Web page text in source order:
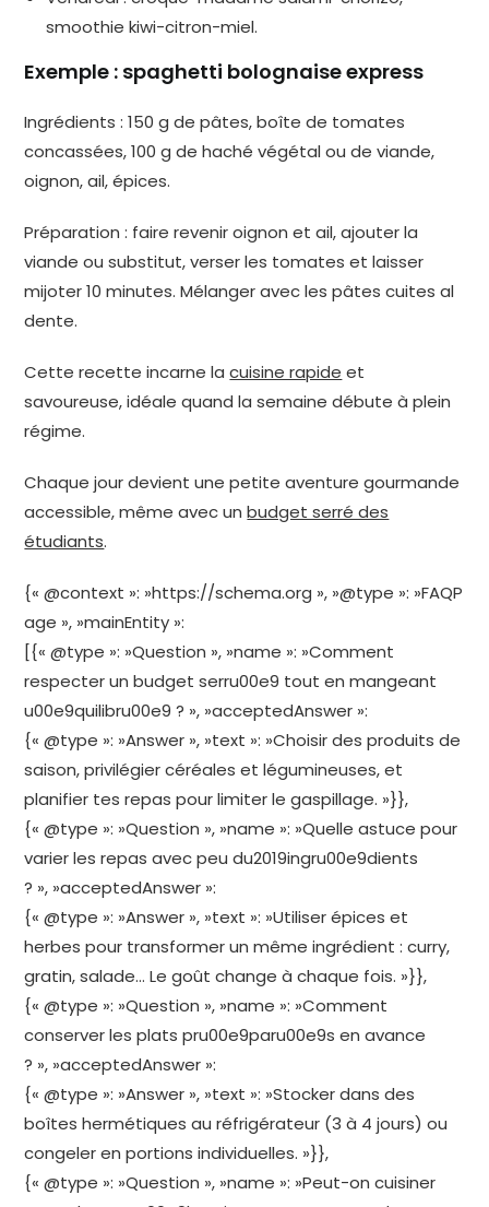
smoothie kiwi-citron-miel.
Exemple : spaghetti bolognaise express
Ingrédients : 150 g de pâtes, boîte de tomates
concassées, 100 g de haché végétal ou de viande,
oignon, ail, épices.
Préparation : faire revenir oignon et ail, ajouter la
viande ou substitut, verser les tomates et laisser
mijoter 10 minutes. Mélanger avec les pâtes cuites al
dente.
Cette recette incarne lacuisine rapide et
savoureuse, idéale quand la semaine débute à plein
régime.
Chaque jour devient une petite aventure gourmande
accessible, même avec unbudget serré des
étudiants.
{« @context »: »https://schema.org », »@type »: »FAQP
age », »mainEntity »:
[{« @type »: »Question », »name »: »Comment
respecter un budget serru00e9 tout en mangeant
u00e9quilibru00e9 ? », »acceptedAnswer »:
{« @type »: »Answer », »text »: »Choisir des produits de
saison, privilégier céréales et légumineuses, et
planifier tes repas pour limiter le gaspillage. »}},
{« @type »: »Question », »name »: »Quelle astuce pour
varier les repas avec peu du2019ingru00e9dients
? », »acceptedAnswer »:
{« @type »: »Answer », »text »: »Utiliser épices et
herbes pour transformer un même ingrédient : curry,
gratin, salade… Le goût change à chaque fois. »}},
{« @type »: »Question », »name »: »Comment
conserver les plats pru00e9paru00e9s en avance
? », »acceptedAnswer »:
{« @type »: »Answer », »text »: »Stocker dans des
boîtes hermétiques au réfrigérateur (3 à 4 jours) ou
congeler en portions individuelles. »}},
{« @type »: »Question », »name »: »Peut-on cuisiner